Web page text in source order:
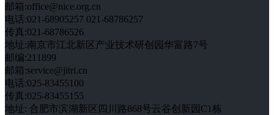
邮箱:office@nice.org.cn
电话:021-68905257 021-68786257
传真:021-68786526
地址:南京市江北新区产业技术研创园华富路7号
邮编:211899
邮箱:service@jitri.cn
电话:025-83455100
传真:025-83455155
地址: 合肥市滨湖新区四川路868号云谷创新园C1栋